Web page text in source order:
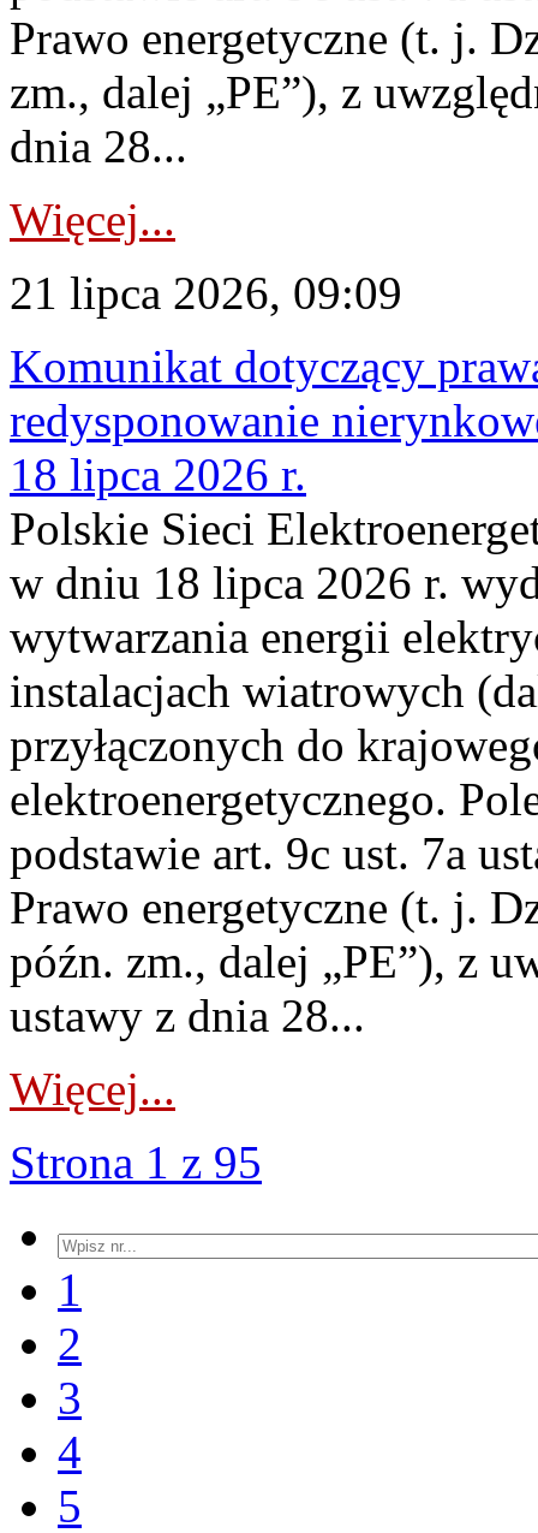
Prawo energetyczne (t. j.
zm., dalej „PE”), z
dnia 28...
Więcej...
21 lipca 2026, 09:09
Komunikat dotyczący
redysponowanie
18 lipca 2026 r.
Polskie Sieci
w dniu 18 lipca 2026 r.
wytwarzania energii
instalacjach wiatrowych
przyłączonych do
elektroenergetycznego.
podstawie art. 9c ust. 7a
Prawo energetyczne (t. j.
późn. zm., dalej „PE”), z
ustawy z dnia 28...
Więcej...
Strona 1 z 95
1
2
3
4
5